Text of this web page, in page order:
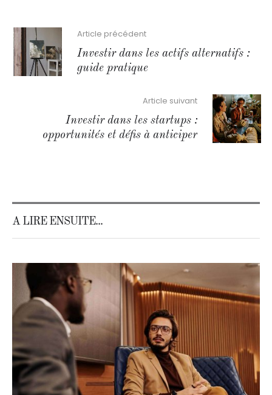
Article précédent
Investir dans les actifs alternatifs :
guide pratique
Article suivant
Investir dans les startups :
opportunités et défis à anticiper
A LIRE ENSUITE...